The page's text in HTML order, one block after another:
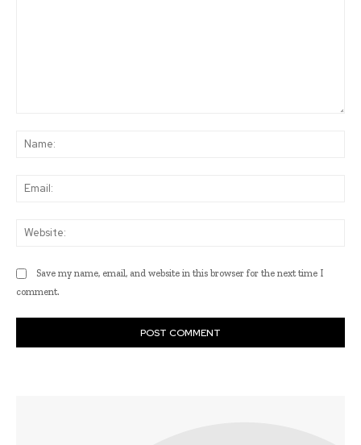
Save my name, email, and website in this browser for the next time I
comment.